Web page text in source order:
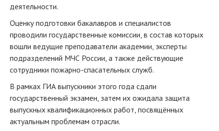
деятельности.
Оценку подготовки бакалавров и специалистов
проводили государственные комиссии, в состав которых
вошли ведущие преподаватели академии, эксперты
подразделений МЧС России, а также действующие
сотрудники пожарно-спасательных служб.
В рамках ГИА выпускники этого года сдали
государственный экзамен, затем их ожидала защита
выпускных квалификационных работ, посвящённых
актуальным проблемам отрасли.